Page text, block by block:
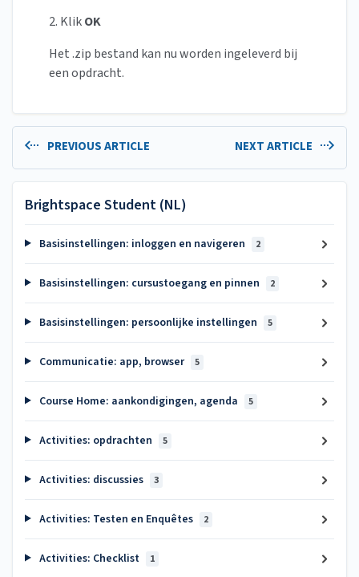
2. KlikOK
Het .zip bestand kan nu worden ingeleverd bij
een opdracht.
PREVIOUS ARTICLE NEXT ARTICLE
Brightspace Student (NL)
Basisinstellingen: inloggen en navigeren 2
Basisinstellingen: cursustoegang en pinnen 2
Basisinstellingen: persoonlijke instellingen 5
Communicatie: app, browser 5
Course Home: aankondigingen, agenda 5
Activities: opdrachten 5
Activities: discussies 3
Activities: Testen en Enquêtes 2
Activities: Checklist 1